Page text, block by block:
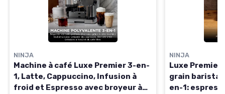
NINJA
Machine à café Luxe Premier 3-en-
1, Latte, Cappuccino, Infusion à
froid et Espresso avec broyeur à
NINJA
Luxe
grain barista
en-1: